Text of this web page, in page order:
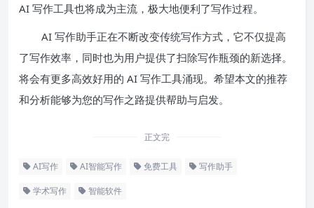
AI 写作工具也将成为主流，极大地便利了写作过程。
AI 写作助手正在不断改变传统写作方式，它不仅提高
了写作效率，同时也为用户提供了扫除写作瓶颈的新选择。
将会有更多高效好用的 AI 写作工具涌现。希望本文的推荐
和分析能够为您的写作之路提供帮助与启发。
正文完
AI写作 AI智能写作 免费工具 写作助手
学术写作 智能软件